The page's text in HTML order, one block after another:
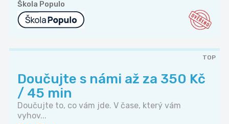
Škola Populo
TOP
Doučujte s námi až za 350 Kč
/ 45 min
Doučujte to, co vám jde. V čase, který vám
vyhov...